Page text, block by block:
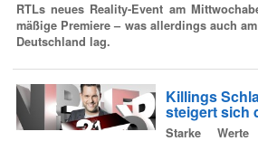
RTLs neues Reality-Event am
mäßige Premiere – was allerdings auch
Deutschland lag.
Killings
steigert sich
Starke